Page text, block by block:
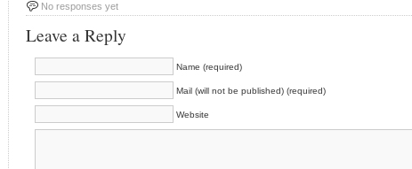
No responses yet
Leave a Reply
Name (required)
Mail (will not be published) (required)
Website